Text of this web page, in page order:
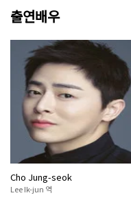
출연배우
Cho Jung-seok
Lee Ik-jun 역